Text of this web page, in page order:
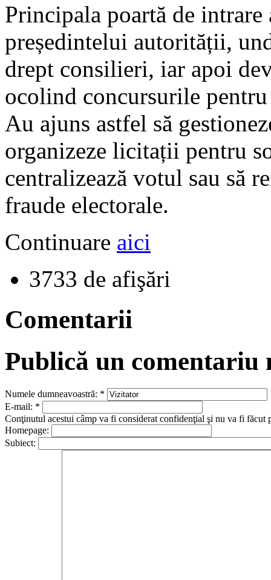
Principala poartă de
președintelui autorității,
drept consilieri, iar apoi
ocolind concursurile
Au ajuns astfel să
organizeze licitații pentru
centralizează votul sau să
fraude electorale.
Continuare aici
3733 de afişări
Comentarii
Publică un comentariu
Numele dumneavoastră: *
E-mail: *
Conţinutul acestui câmp va fi considerat confidenţial şi nu va fi făcut
Homepage:
Subiect: